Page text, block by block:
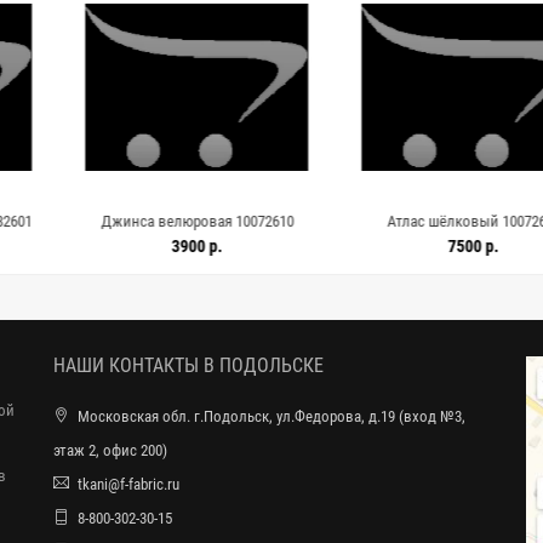
10072610 Атлас шёлковый 10072608
НАШИ КОНТАКТЫ В ПОДОЛЬСКЕ
Московская обл. г.Подольск, ул.Федорова, д.19 (вход №3,
этаж 2, офис 200)
tkani@f-fabric.ru
8-800-302-30-15